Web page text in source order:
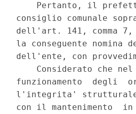
Pertanto, il
consiglio comunale
dell'art. 141, comma
la conseguente
dell'ente, con
Considerato che
funzionamento  degli
l'integrita' strutturale
con il mantenimento